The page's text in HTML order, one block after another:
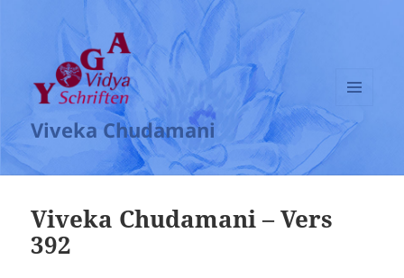
Viveka Chudamani
UND
WIDGETS
Viveka Chudamani – Vers
392